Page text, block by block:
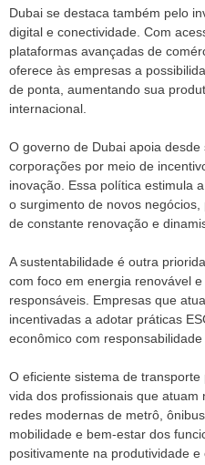
Dubai se destaca também pelo
digital e conectividade. Com
plataformas avançadas de
oferece às empresas a
de ponta, aumentando sua
internacional.
O governo de Dubai apoia
corporações por meio de
inovação. Essa política estimula
o surgimento de novos
de constante renovação e
A sustentabilidade é outra
com foco em energia renovável
responsáveis. Empresas que
incentivadas a adotar práticas
econômico com
O eficiente sistema de
vida dos profissionais que atuam
redes modernas de metrô,
mobilidade e bem-estar dos
positivamente na produtividade